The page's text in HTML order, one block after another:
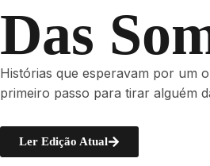
Das
Histórias que esperavam por um
primeiro passo para tirar alguém
Ler Edição Atual